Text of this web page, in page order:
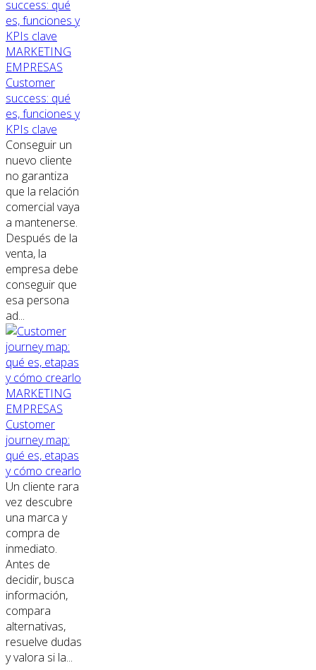
MARKETING
EMPRESAS
Customer
success: qué
es, funciones y
KPIs clave
Conseguir un
nuevo cliente
no garantiza
que la relación
comercial vaya
a mantenerse.
Después de la
venta, la
empresa debe
conseguir que
esa persona
ad...
MARKETING
EMPRESAS
Customer
journey map:
qué es, etapas
y cómo crearlo
Un cliente rara
vez descubre
una marca y
compra de
inmediato.
Antes de
decidir, busca
información,
compara
alternativas,
resuelve dudas
y valora si la...